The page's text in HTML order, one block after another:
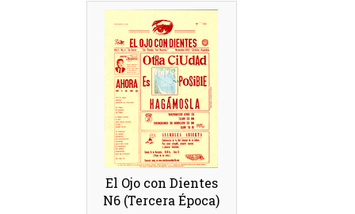
El Ojo con Dientes
N6 (Tercera Época)